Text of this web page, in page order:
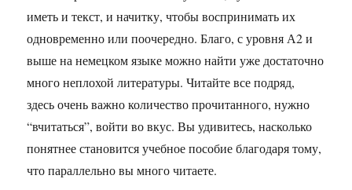
иметь и текст, и начитку, чтобы воспринимать их
одновременно или поочередно. Благо, с уровня А2 и
выше на немецком языке можно найти уже достаточно
много неплохой литературы. Читайте все подряд,
здесь очень важно количество прочитанного, нужно
“вчитаться”, войти во вкус. Вы удивитесь, насколько
понятнее становится учебное пособие благодаря тому,
что параллельно вы много читаете.